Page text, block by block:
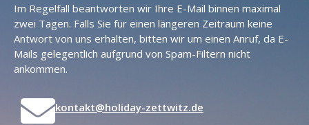
Im Regelfall beantworten wir Ihre E-Mail binnen maximal
zwei Tagen. Falls Sie für einen längeren Zeitraum keine
Antwort von uns erhalten, bitten wir um einen Anruf, da E-
Mails gelegentlich aufgrund von Spam-Filtern nicht
ankommen.
kontakt@holiday-zettwitz.de